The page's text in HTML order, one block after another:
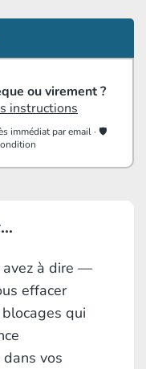
ou virement ?
instructions
immédiat par email · 🛡️
avez à dire —
effacer
qui
vos